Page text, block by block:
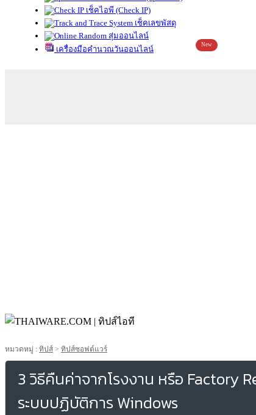
เช็คไอพี (Check IP)
เช็คเลขพัสดุ
สุ่มออนไลน์
เครื่องมือคำนวณวันออนไลน์
New
หมวดหมู่ : ทิปส์ > ทิปส์ซอฟต์แวร์
3 วิธีคืนค่าจากโรงงาน หรือ Factory
ระบบปฏิบัติการ Windows